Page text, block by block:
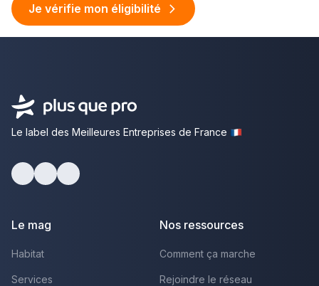
Je vérifie mon éligibilité
Le label des Meilleures Entreprises de France
Le mag
Habitat
Services
Nos ressources
Comment ça marche
Rejoindre le réseau